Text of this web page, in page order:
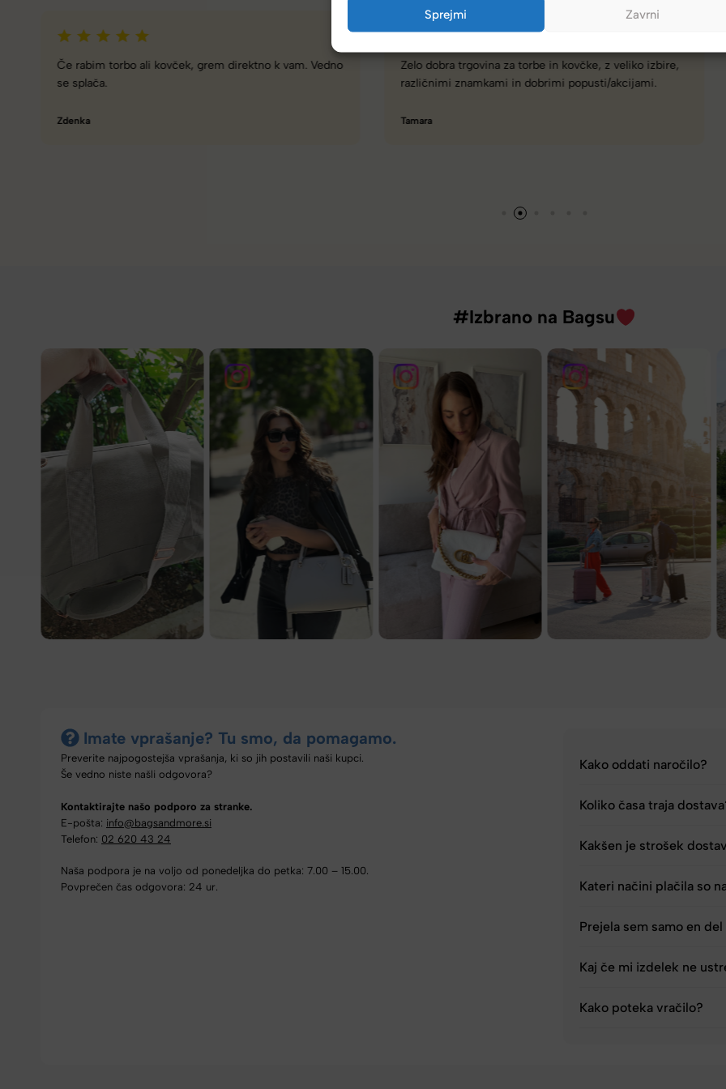
Sprejmi Zavrni
Zelo dobra trgovina za torbe in kovčke, z veliko izbire,
različnimi znamkami in dobrimi popusti/akcijami.
Tamara
Spletna ali fizična trgovina z zelo dobro izbiro torbic,
nahrbtnikov, kovčkov in še več.
Hanah
#Izbrano na Bagsu
Imate vprašanje? Tu smo, da pomagamo.
Preverite najpogostejša vprašanja, ki so jih postavili naši kupci.
Še vedno niste našli odgovora?
Kontaktirajte našo podporo za stranke.
E-pošta: info@bagsandmore.si
Telefon: 02 620 43 24
Naša podpora je na voljo od ponedeljka do petka: 7.00 – 15.00.
Povprečen čas odgovora: 24 ur.
Kako oddati naročilo?
Koliko časa traja
Kakšen je strošek
Kateri načini plačila so
Prejela sem samo en
Kaj če mi izdelek ne
Kako poteka vračilo?